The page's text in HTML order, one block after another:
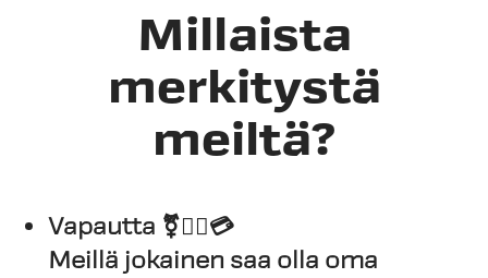
Millaista
merkitystä
meiltä?
Vapautta ⚧️🏳️‍🌈💳
Meillä jokainen saa olla oma